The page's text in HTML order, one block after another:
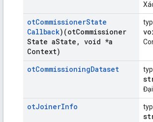
otCommissionerState
Callback)(otCommissioner
State aState , void *a
Context)
otCommissioningDataset
otJoinerInfo